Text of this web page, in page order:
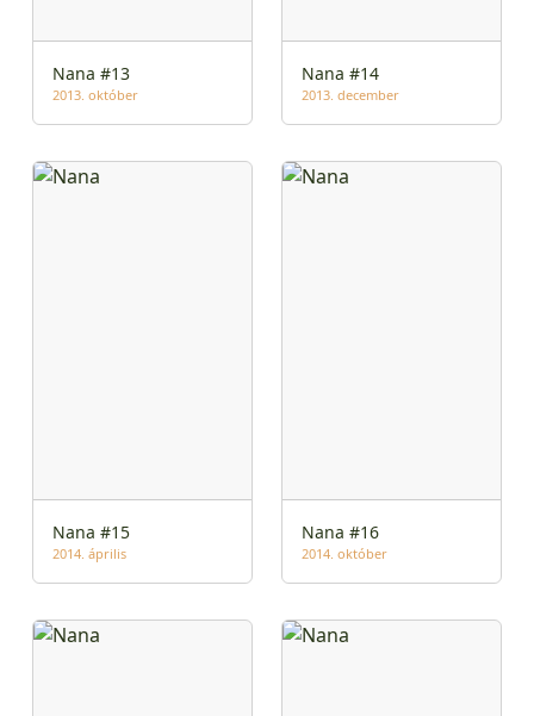
Nana #13
2013. október
Nana #14
2013. december
Nana #15
2014. április
Nana #16
2014. október